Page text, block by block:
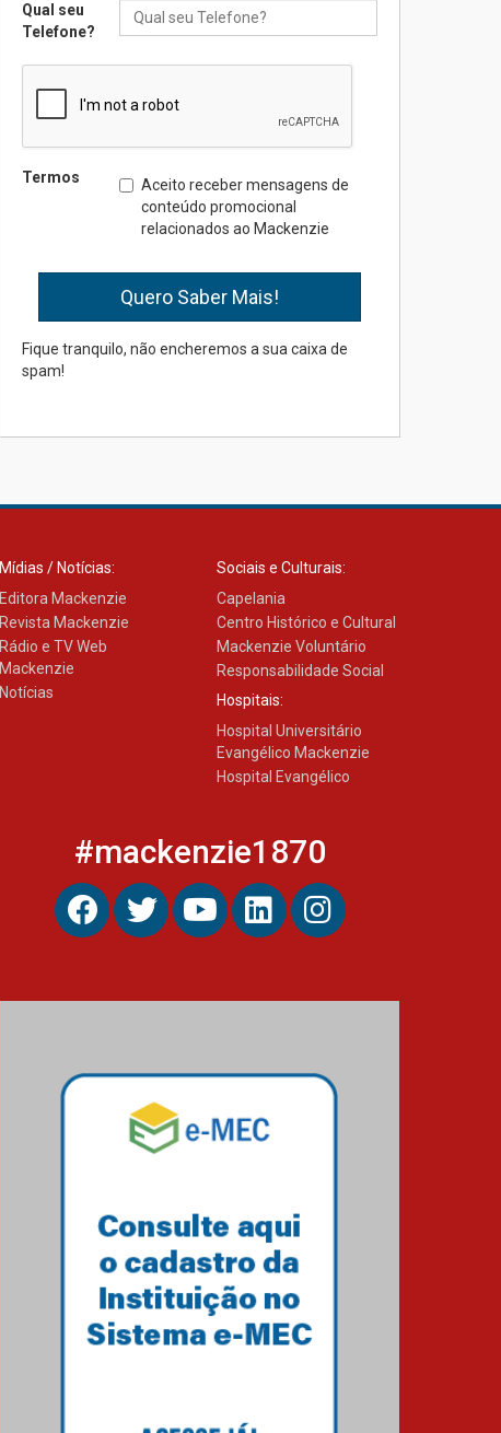
Seminário discute desafios
das novas tecnologias em
04.08.2026
Mackenzie recepciona os
calouros do segundo
semestre de 2026
04.08.2026
Brasília prepara seus
estudantes para o PAS antes
mesmo do Ensino Médio
Qual seu
Telefone?
Termos
Aceito receber mensagens de
conteúdo promocional
relacionados ao Mackenzie
Fique tranquilo, não encheremos a sua caixa de
spam!
Mídias / Notícias:
Editora Mackenzie
Revista Mackenzie
Rádio e TV Web
Mackenzie
Notícias
Sociais e Culturais:
Capelania
Centro Histórico e Cultural
Mackenzie Voluntário
Responsabilidade Social
Hospitais:
Hospital Universitário
Evangélico Mackenzie
Hospital Evangélico
#mackenzie1870